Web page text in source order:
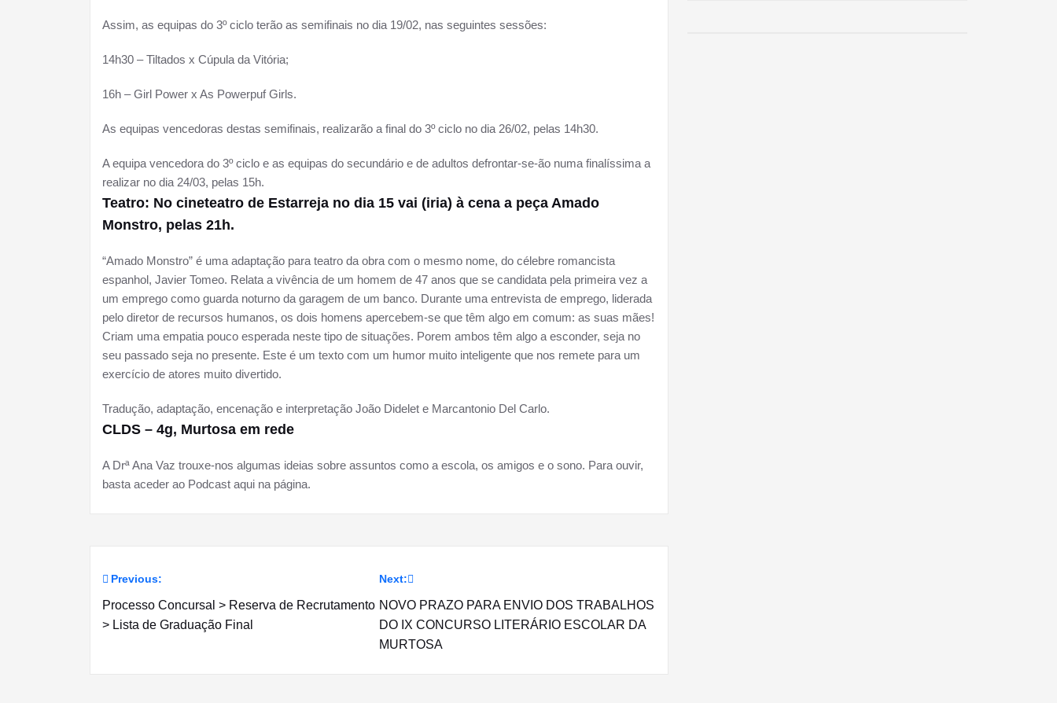
Assim, as equipas do 3º ciclo terão as semifinais no dia 19/02, nas seguintes sessões:
14h30 – Tiltados x Cúpula da Vitória;
16h – Girl Power x As Powerpuf Girls.
As equipas vencedoras destas semifinais, realizarão a final do 3º ciclo no dia 26/02, pelas 14h30.
A equipa vencedora do 3º ciclo e as equipas do secundário e de adultos defrontar-se-ão numa finalíssima a
realizar no dia 24/03, pelas 15h.
Teatro: No cineteatro de Estarreja no dia 15 vai (iria) à cena a peça Amado
Monstro, pelas 21h.
“Amado Monstro” é uma adaptação para teatro da obra com o mesmo nome, do célebre romancista
espanhol, Javier Tomeo. Relata a vivência de um homem de 47 anos que se candidata pela primeira vez a
um emprego como guarda noturno da garagem de um banco. Durante uma entrevista de emprego, liderada
pelo diretor de recursos humanos, os dois homens apercebem-se que têm algo em comum: as suas mães!
Criam uma empatia pouco esperada neste tipo de situações. Porem ambos têm algo a esconder, seja no
seu passado seja no presente. Este é um texto com um humor muito inteligente que nos remete para um
exercício de atores muito divertido.
Tradução, adaptação, encenação e interpretação João Didelet e Marcantonio Del Carlo.
CLDS – 4g, Murtosa em rede
A Drª Ana Vaz trouxe-nos algumas ideias sobre assuntos como a escola, os amigos e o sono. Para ouvir,
basta aceder ao Podcast aqui na página.
Navegação
de
Previous:
Processo Concursal > Reserva de Recrutamento
> Lista de Graduação Final
Next:
NOVO PRAZO PARA ENVIO DOS TRABALHOS
DO IX CONCURSO LITERÁRIO ESCOLAR DA
MURTOSA